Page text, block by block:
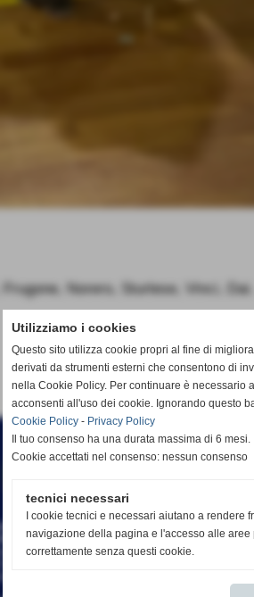
Norero, Sturlese, Vinci, Dai.
Sportiva Dilettantistica
- ADMO VOLLEY
Lavagna (Genova)
Utilizziamo i cookies
Questo sito utilizza cookie propri al fine di
derivati da strumenti esterni che consentono di
nella Cookie Policy. Per continuare è necessario
acconsenti all'uso dei cookie. Ignorando questo
Cookie Policy - Privacy Policy
Il tuo consenso ha una durata massima di 6 mesi.
Cookie accettati nel consenso: nessun consenso
tecnici necessari
I cookie tecnici e necessari aiutano a
navigazione della pagina e l'accesso alle
correttamente senza questi cookie.